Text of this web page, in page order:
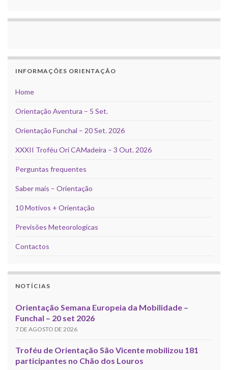
INFORMAÇÕES ORIENTAÇÃO
Home
Orientação Aventura – 5 Set.
Orientação Funchal – 20 Set. 2026
XXXII Troféu Ori CAMadeira – 3 Out. 2026
Perguntas frequentes
Saber mais – Orientação
10 Motivos + Orientação
Previsões Meteorologicas
Contactos
NOTÍCIAS
Orientação Semana Europeia da Mobilidade –
Funchal – 20 set 2026
7 DE AGOSTO DE 2026
Troféu de Orientação São Vicente mobilizou 181
participantes no Chão dos Louros